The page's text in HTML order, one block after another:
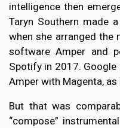
intelligence then
Taryn Southern made
when she arranged the
software Amper and
Spotify in 2017.
Amper with Magenta,
But that was
“compose”